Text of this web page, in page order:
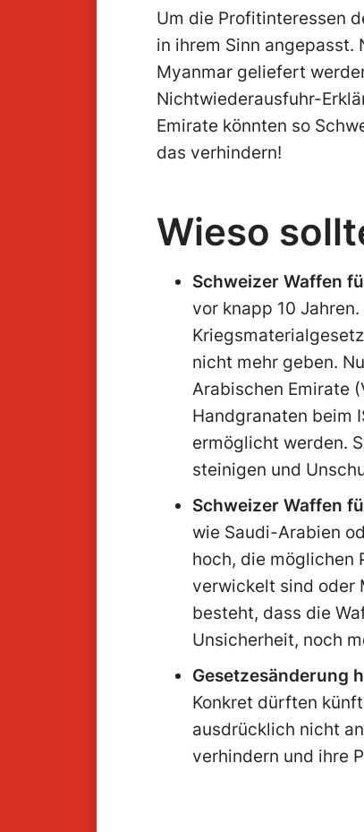
Um die Profitinteressen
in ihrem Sinn angepasst.
Myanmar geliefert
Nichtwiederausfuhr-
Emirate könnten so
das verhindern!
Wieso
Schweizer Waffen
vor knapp 10
nicht mehr geben.
Arabischen Emirate
Handgranaten beim
ermöglicht werden.
steinigen und
Schweizer Waffen
wie Saudi-Arabien
hoch, die möglichen
verwickelt sind oder
besteht, dass die
Unsicherheit, noch
Gesetzesänderung
Konkret dürften
ausdrücklich nicht
verhindern und ihre